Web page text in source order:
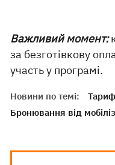
Важливий момент:
за безготівкову
участь у програмі.
Новини по темі:
Бронювання від